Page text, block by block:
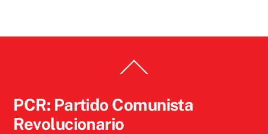
To
PCR: Partido Comunista
Revolucionario